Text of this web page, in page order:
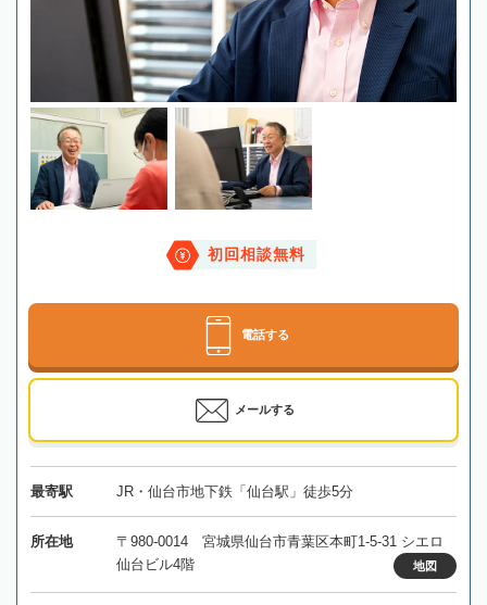
初回相談無料
電話する
メールする
最寄駅 JR・仙台市地下鉄「仙台駅」徒歩5分
所在地
〒980-0014 宮城県仙台市青葉区本町1-5-31 シエロ
仙台ビル4階
地図